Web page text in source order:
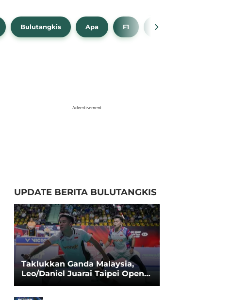
Bulutangkis Apa F1 NBA
Advertisement
UPDATE BERITA BULUTANGKIS
Taklukkan Ganda Malaysia,
Leo/Daniel Juarai Taipei Open